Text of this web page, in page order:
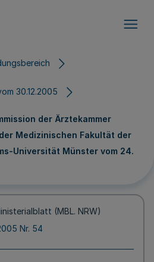
30.12.2005
der Ärztekammer
Medizinischen Fakultät der
Universität Münster vom 24.
(MBL. NRW)
Nr. 54